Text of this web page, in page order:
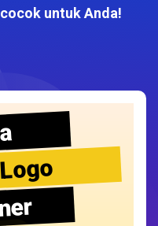
untuk Anda!